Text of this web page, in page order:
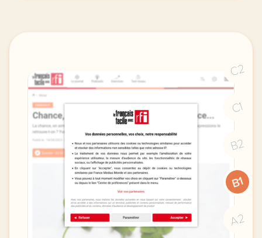
C2
C1
B2
B1
A2